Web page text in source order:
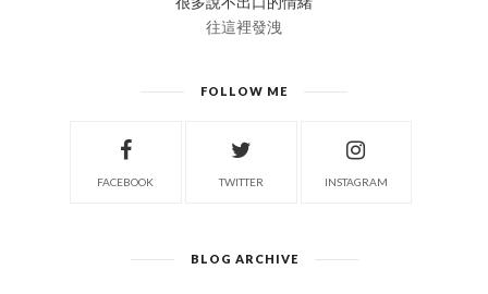
往這裡發洩
FOLLOW ME
FACEBOOK TWITTER INSTAGRAM
BLOG ARCHIVE